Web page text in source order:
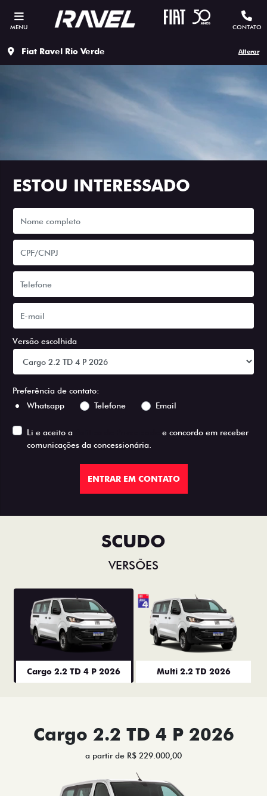
MENU CONTATO
Fiat Ravel Rio Verde Alterar
ESTOU INTERESSADO
Versão escolhida
Preferência de contato:
Whatsapp
Telefone Email
Li e aceito a
e concordo em receber
comunicações da concessionária.
ENTRAR EM CONTATO
SCUDO
VERSÕES
Cargo 2.2 TD 4 P 2026 Multi 2.2 TD 2026
Cargo 2.2 TD 4 P 2026
a partir de R$ 229.000,00